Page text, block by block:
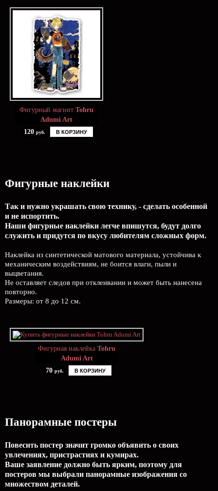
Фигурный магнит Tohru
Adumi Art
120 руб. В КОРЗИНУ
Фигурные наклейки
Так и нужно украшать свою технику, - сделать особенной
и не испортить.
Наши фигурные наклейки легче впишутся, будут долго
служить и придутся по вкусу любителям сложных форм.
Наклейка из синтетической матового материала, устойчива к
механическим воздействиям, не боится влаги, пыли и
выцветания.
Не оставляет следов при отклеивании и может быть нанесена
повторно.
Размеры: от 8 до 12 см.
Фигурная наклейка Tohru
Adumi Art
70 руб. В КОРЗИНУ
Панорамные постеры
Повесить постер значит громко объявить о своих
увлечениях, пристрастиях и кумирах.
Ваше заявление должно быть ярким, поэтому для
постеров мы выбрали панорамные изображения со
множеством деталей.